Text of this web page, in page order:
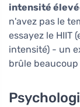
intensité
n'avez pas le
essayez le HIIT
intensité) - un
brûle